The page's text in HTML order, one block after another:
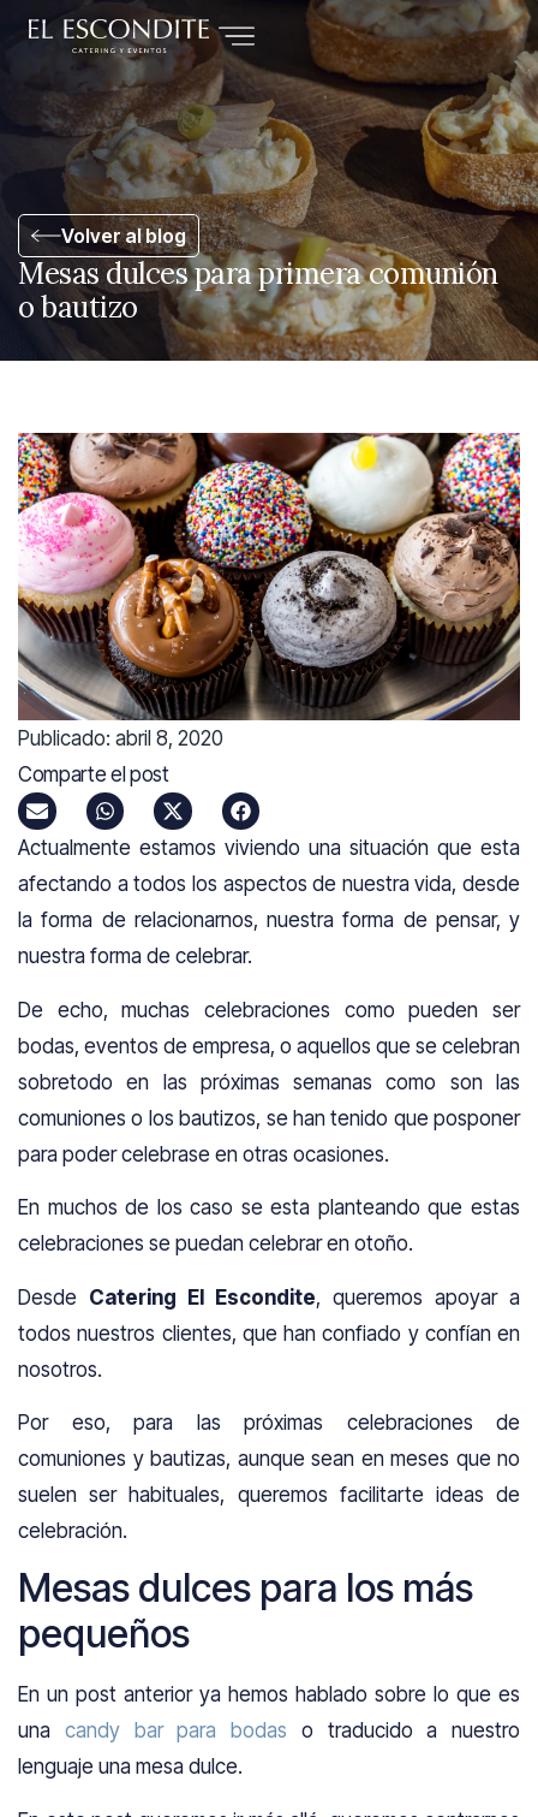
Volver al blog
Mesas dulces para primera comunión
o bautizo
Publicado: abril 8, 2020
Comparte el post
Actualmente estamos viviendo una situación que esta
afectando a todos los aspectos de nuestra vida, desde
la forma de relacionarnos, nuestra forma de pensar, y
nuestra forma de celebrar.
De echo, muchas celebraciones como pueden ser
bodas, eventos de empresa, o aquellos que se celebran
sobretodo en las próximas semanas como son las
comuniones o los bautizos, se han tenido que posponer
para poder celebrase en otras ocasiones.
En muchos de los caso se esta planteando que estas
celebraciones se puedan celebrar en otoño.
Desde Catering El Escondite, queremos apoyar a
todos nuestros clientes, que han confiado y confían en
nosotros.
Por eso, para las próximas celebraciones de
comuniones y bautizas, aunque sean en meses que no
suelen ser habituales, queremos facilitarte ideas de
celebración.
Mesas dulces para los más
pequeños
En un post anterior ya hemos hablado sobre lo que es
una candy bar para bodas o traducido a nuestro
lenguaje una mesa dulce.